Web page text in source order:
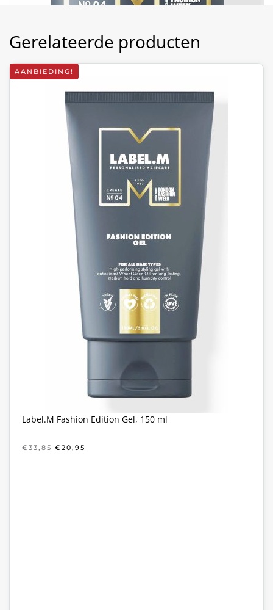
Gerelateerde producten
AANBIEDING!
Label.M Fashion Edition Gel, 150 ml
€33,85 OORSPRONKELIJKE
€20,95